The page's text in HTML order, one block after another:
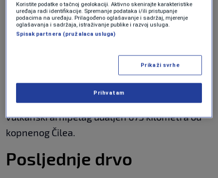
Prema Kraljevskom botaničkom vrtu u Kewu
od 29 primljenih sjemenki 25 je bilo
potencijalno održivo, u međunarodnom naporu
koji bi mogao predstavljati posljednju šansu da
Dendroseris
neriifoliaje vrsta tratinčice koja raste u obliku
drveta, endemska za ostrva Juan Fernandez,
vulkanski arhipelag udaljen 673 kilometra od
kopnenog Čilea.
Posljednje drvo
Koristite podatke o tačnoj geolokaciji. Aktivno skenirajte karakteristike
uređaja radi identifikacije. Spremanje podataka i/ili pristupanje
podacima na uređaju. Prilagođeno oglašavanje i sadržaj, mjerenje
oglašavanja i sadržaja, istraživanje publike i razvoj usluga.
Spisak partnera (pružalaca usluga)
Prikaži svrhe
Prihvatam